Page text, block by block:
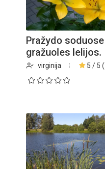
Pražydo soduose
gražuoles lelijos.
virginija 5 / 5